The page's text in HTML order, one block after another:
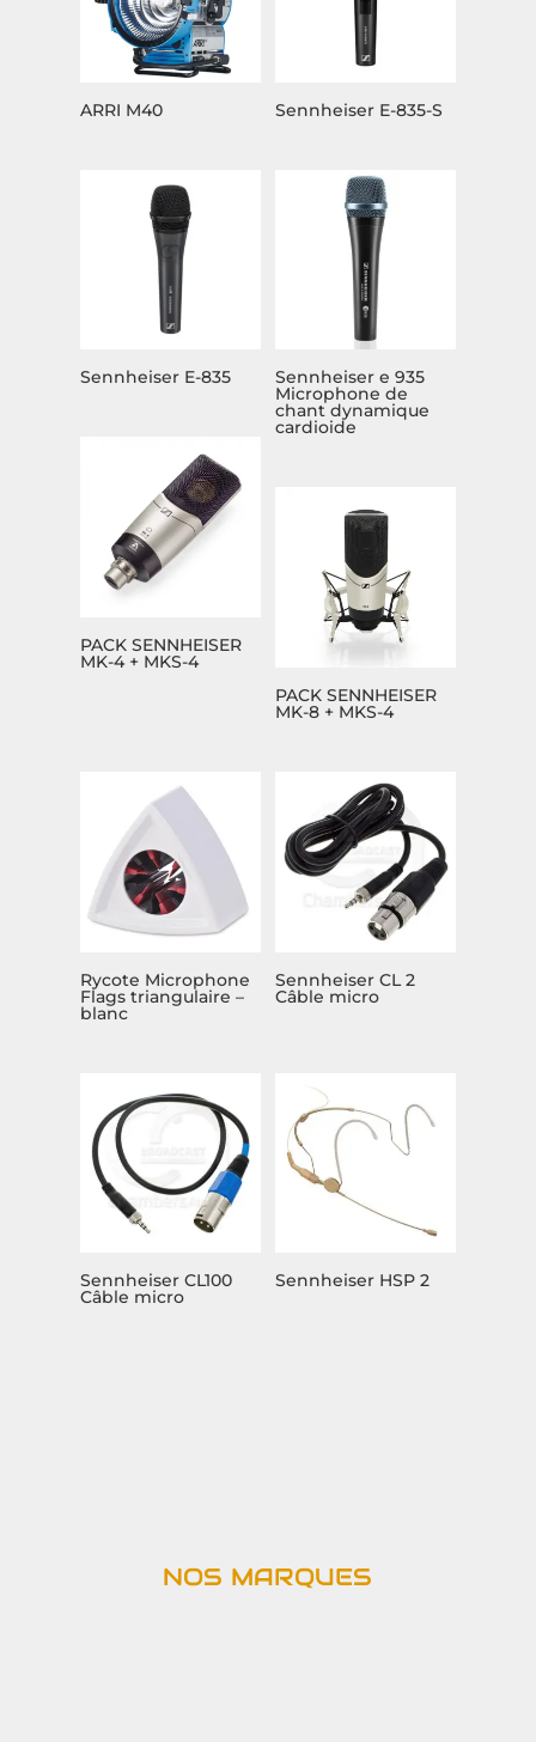
ARRI M40 Sennheiser E-835-S
Sennheiser E-835 Sennheiser e 935
Microphone de
chant dynamique
cardioide
PACK SENNHEISER
MK-4 + MKS-4
PACK SENNHEISER
MK-8 + MKS-4
Rycote Microphone
Flags triangulaire –
blanc
Sennheiser CL 2
Câble micro
Sennheiser CL100
Câble micro
Sennheiser HSP 2
NOS MARQUES